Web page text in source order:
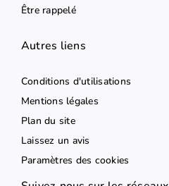
Être rappelé
Autres liens
Conditions d'utilisations
Mentions légales
Plan du site
Laissez un avis
Paramètres des cookies